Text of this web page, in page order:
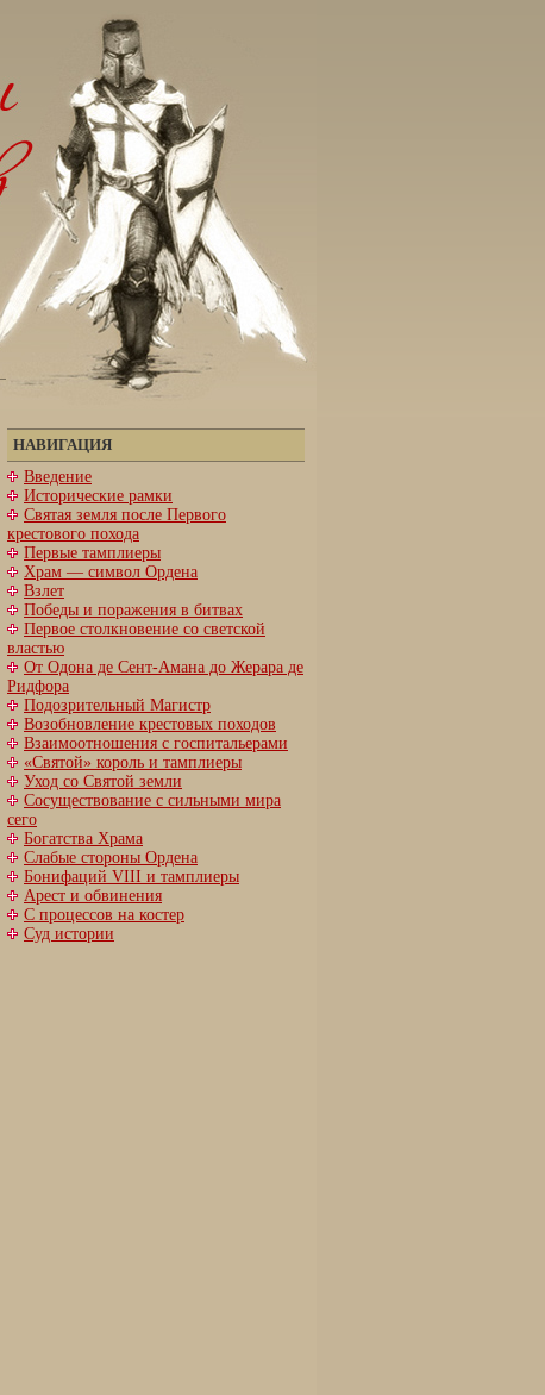
НАВИГАЦИЯ
Введение
Исторические рамки
Святая земля после Первого
крестового похода
Первые тамплиеры
Храм — символ Ордена
Взлет
Победы и поражения в битвах
Первое столкновение со светской
властью
От Одона де Сент-Амана до Жерара де
Ридфора
Подозрительный Магистр
Возобновление крестовых походов
Взаимоотношения с госпитальерами
«Святой» король и тамплиеры
Уход со Святой земли
Сосуществование с сильными мира
сего
Богатства Храма
Слабые стороны Ордена
Бонифаций VIII и тамплиеры
Арест и обвинения
С процессов на костер
Суд истории